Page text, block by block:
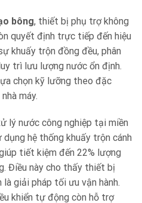
bông, thiết bị phụ trợ không
quyết định trực tiếp đến hiệu
khuấy trộn đồng đều, phân
trì lưu lượng nước ổn định.
chọn kỹ lưỡng theo đặc
máy.
lý nước công nghiệp tại miền
dụng hệ thống khuấy trộn cánh
tiết kiệm đến 22% lượng
Điều này cho thấy thiết bị
là giải pháp tối ưu vận hành.
khiển tự động còn hỗ trợ